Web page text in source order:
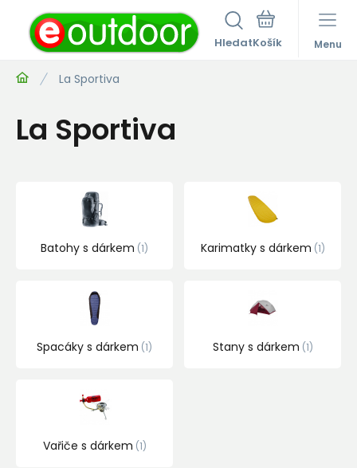
Hledat Menu
La Sportiva
La Sportiva
Batohy s dárkem 1 Karimatky s dárkem 1
Spacáky s dárkem 1 Stany s dárkem 1
Vařiče s dárkem 1